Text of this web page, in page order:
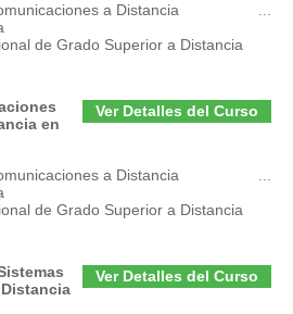
a Distancia
de Grado Superior a Distancia
Ver Detalles del Curso
en
a Distancia
de Grado Superior a Distancia
Ver Detalles del Curso